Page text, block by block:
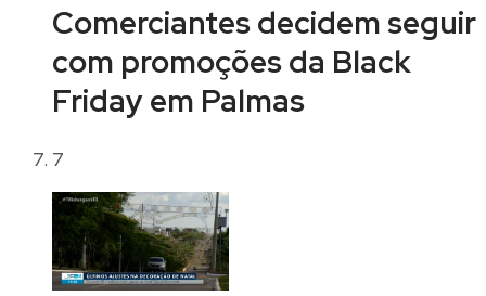
Comerciantes decidem seguir
com promoções da Black
Friday em Palmas
7